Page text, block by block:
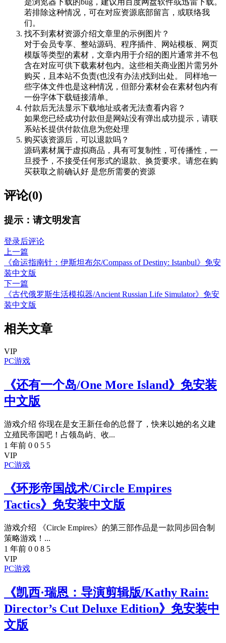
是浏览器下载的bug，建议用百度网盘软件或迅雷下载。
若排除这种情况，可在对应资源底部留言，或联络我
们。
找不到素材资源介绍文章里的示例图片？
对于会员专享、整站源码、程序插件、网站模板、网页
模版等类型的素材，文章内用于介绍的图片通常并不包
含在对应可供下载素材包内。这些相关商业图片需另外
购买，且本站不负责(也没有办法)找到出处。 同样地一
些字体文件也是这种情况，但部分素材会在素材包内有
一份字体下载链接清单。
付款后无法显示下载地址或者无法查看内容？
如果您已经成功付款但是网站没有弹出成功提示，请联
系站长提供付款信息为您处理
购买该资源后，可以退款吗？
源码素材属于虚拟商品，具有可复制性，可传播性，一
旦授予，不接受任何形式的退款、换货要求。请您在购
买获取之前确认好 是您所需要的资源
评论(0)
提示：请文明发言
登录后评论
上一篇
《命运指南针：伊斯坦布尔/Compass of Destiny: Istanbul》免安
装中文版
下一篇
《古代俄罗斯生活模拟器/Ancient Russian Life Simulator》免安
装中文版
相关文章
VIP
PC游戏
《还有一个岛/One More Island》免安装
中文版
游戏介绍 你现在是女王新任命的总督了，快来以她的名义建
立殖民帝国吧！占领岛屿、收...
1 年前 0 0 5 5
VIP
PC游戏
《环形帝国战术/Circle Empires
Tactics》免安装中文版
游戏介绍 《Circle Empires》的第三部作品是一款同步回合制
策略游戏！...
1 年前 0 0 8 5
VIP
PC游戏
《凯西·瑞恩：导演剪辑版/Kathy Rain:
Director’s Cut Deluxe Edition》免安装中
文版